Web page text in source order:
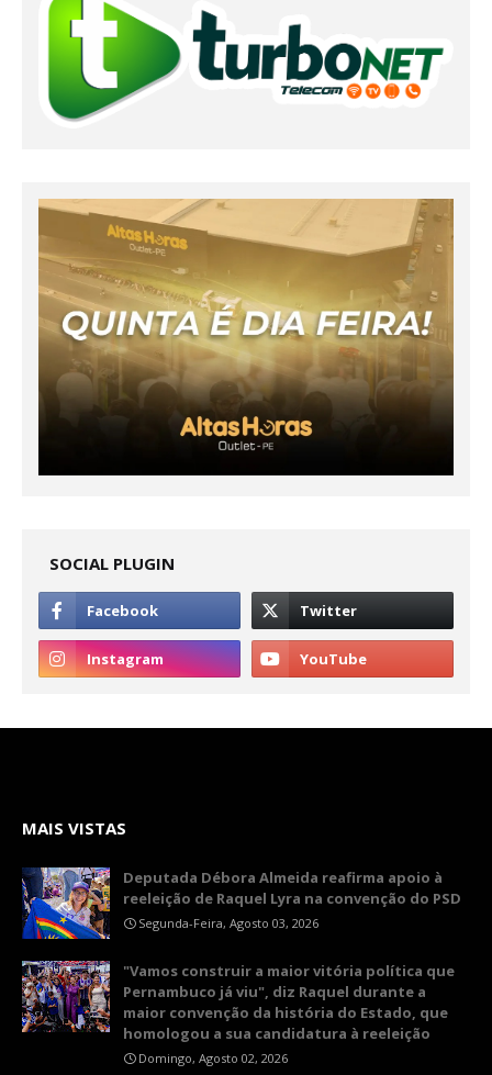
SOCIAL PLUGIN
MAIS VISTAS
Deputada Débora Almeida reafirma apoio à
reeleição de Raquel Lyra na convenção do PSD
Segunda-Feira, Agosto 03, 2026
"Vamos construir a maior vitória política que
Pernambuco já viu", diz Raquel durante a
maior convenção da história do Estado, que
homologou a sua candidatura à reeleição
Domingo, Agosto 02, 2026